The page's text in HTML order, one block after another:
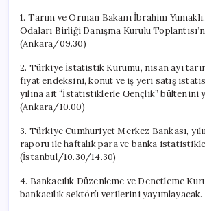
1. Tarım ve Orman Bakanı İbrahim
Odaları Birliği Danışma Kurulu
(Ankara/09.30)
2. Türkiye İstatistik Kurumu, nisan ayı
fiyat endeksini, konut ve iş yeri satış
yılına ait “İstatistiklerle Gençlik” bültenini
(Ankara/10.00)
3. Türkiye Cumhuriyet Merkez Bankası,
raporu ile haftalık para ve banka
(İstanbul/10.30/14.30)
4. Bankacılık Düzenleme ve Denetleme
bankacılık sektörü verilerini